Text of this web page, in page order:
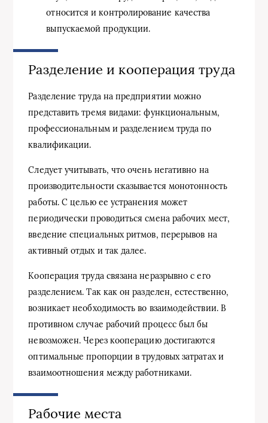
относится и контролирование качества
выпускаемой продукции.
Разделение и кооперация труда
Разделение труда на предприятии можно
представить тремя видами: функциональным,
профессиональным и разделением труда по
квалификации.
Следует учитывать, что очень негативно на
производительности сказывается монотонность
работы. С целью ее устранения может
периодически проводиться смена рабочих мест,
введение специальных ритмов, перерывов на
активный отдых и так далее.
Кооперация труда связана неразрывно с его
разделением. Так как он разделен, естественно,
возникает необходимость во взаимодействии. В
противном случае рабочий процесс был бы
невозможен. Через кооперацию достигаются
оптимальные пропорции в трудовых затратах и
взаимоотношения между работниками.
Рабочие места